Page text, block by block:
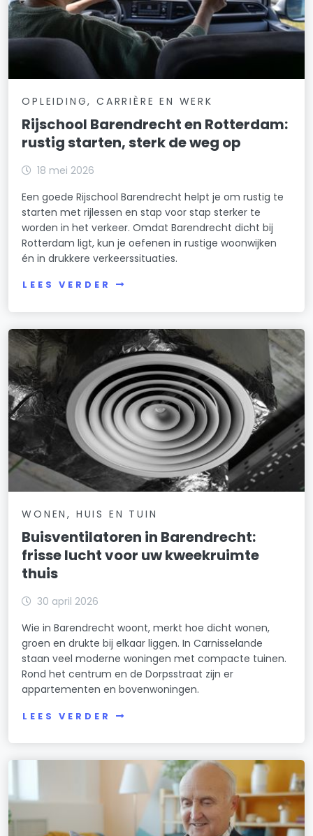
OPLEIDING, CARRIÈRE EN WERK
Rijschool Barendrecht en Rotterdam:
rustig starten, sterk de weg op
18 mei 2026
Een goede Rijschool Barendrecht helpt je om rustig te
starten met rijlessen en stap voor stap sterker te
worden in het verkeer. Omdat Barendrecht dicht bij
Rotterdam ligt, kun je oefenen in rustige woonwijken
én in drukkere verkeerssituaties.
LEES VERDER
WONEN, HUIS EN TUIN
Buisventilatoren in Barendrecht:
frisse lucht voor uw kweekruimte
thuis
30 april 2026
Wie in Barendrecht woont, merkt hoe dicht wonen,
groen en drukte bij elkaar liggen. In Carnisselande
staan veel moderne woningen met compacte tuinen.
Rond het centrum en de Dorpsstraat zijn er
appartementen en bovenwoningen.
LEES VERDER